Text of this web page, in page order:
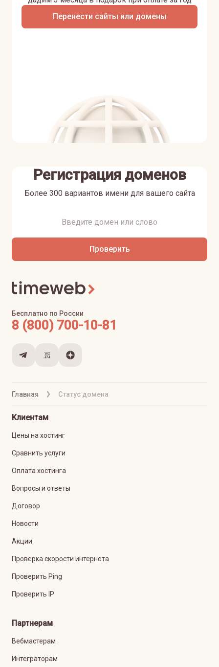
Перенести сайты или домены
Регистрация доменов
Более 300 вариантов имени для вашего сайта
Проверить
Главная Статус домена
Бесплатно по России
8 (800) 700-10-81
Клиентам
Цены на хостинг
Сравнить услуги
Оплата хостинга
Вопросы и ответы
Договор
Новости
Акции
Проверка скорости интернета
Проверить Ping
Проверить IP
Партнерам
Вебмастерам
Интеграторам